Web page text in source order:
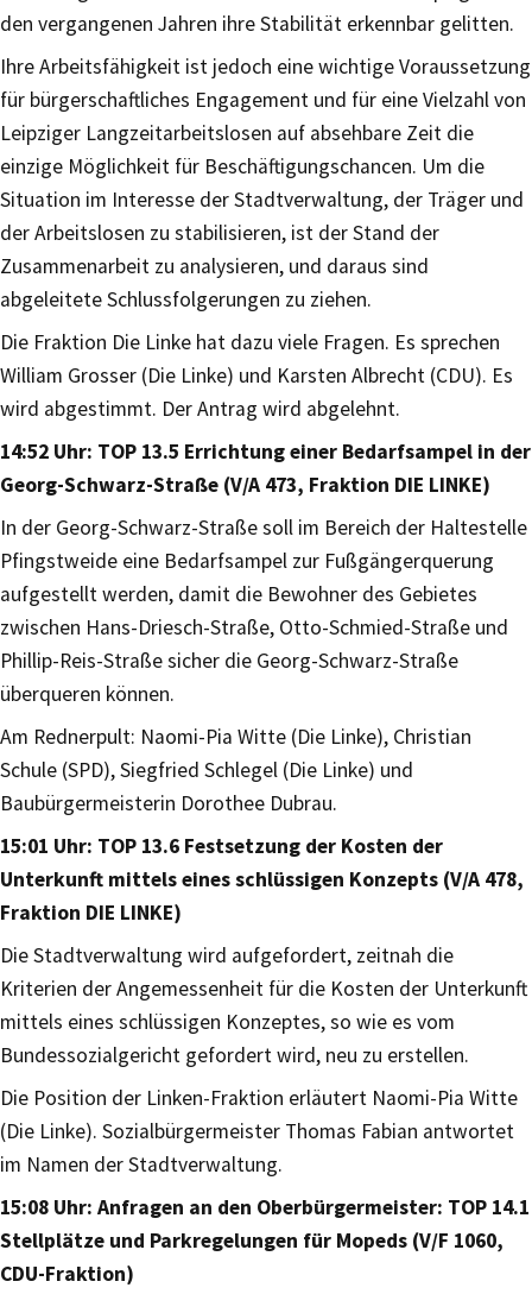
den vergangenen Jahren ihre Stabilität erkennbar gelitten.
Ihre Arbeitsfähigkeit ist jedoch eine wichtige Voraussetzung
für bürgerschaftliches Engagement und für eine Vielzahl von
Leipziger Langzeitarbeitslosen auf absehbare Zeit die
einzige Möglichkeit für Beschäftigungschancen. Um die
Situation im Interesse der Stadtverwaltung, der Träger und
der Arbeitslosen zu stabilisieren, ist der Stand der
Zusammenarbeit zu analysieren, und daraus sind
abgeleitete Schlussfolgerungen zu ziehen.
Die Fraktion Die Linke hat dazu viele Fragen. Es sprechen
William Grosser (Die Linke) und Karsten Albrecht (CDU). Es
wird abgestimmt. Der Antrag wird abgelehnt.
14:52 Uhr: TOP 13.5 Errichtung einer Bedarfsampel in der
Georg-Schwarz-Straße (V/A 473, Fraktion DIE LINKE)
In der Georg-Schwarz-Straße soll im Bereich der Haltestelle
Pfingstweide eine Bedarfsampel zur Fußgängerquerung
aufgestellt werden, damit die Bewohner des Gebietes
zwischen Hans-Driesch-Straße, Otto-Schmied-Straße und
Phillip-Reis-Straße sicher die Georg-Schwarz-Straße
überqueren können.
Am Rednerpult: Naomi-Pia Witte (Die Linke), Christian
Schule (SPD), Siegfried Schlegel (Die Linke) und
Baubürgermeisterin Dorothee Dubrau.
15:01 Uhr: TOP 13.6 Festsetzung der Kosten der
Unterkunft mittels eines schlüssigen Konzepts (V/A 478,
Fraktion DIE LINKE)
Die Stadtverwaltung wird aufgefordert, zeitnah die
Kriterien der Angemessenheit für die Kosten der Unterkunft
mittels eines schlüssigen Konzeptes, so wie es vom
Bundessozialgericht gefordert wird, neu zu erstellen.
Die Position der Linken-Fraktion erläutert Naomi-Pia Witte
(Die Linke). Sozialbürgermeister Thomas Fabian antwortet
im Namen der Stadtverwaltung.
15:08 Uhr: Anfragen an den Oberbürgermeister: TOP 14.1
Stellplätze und Parkregelungen für Mopeds (V/F 1060,
CDU-Fraktion)